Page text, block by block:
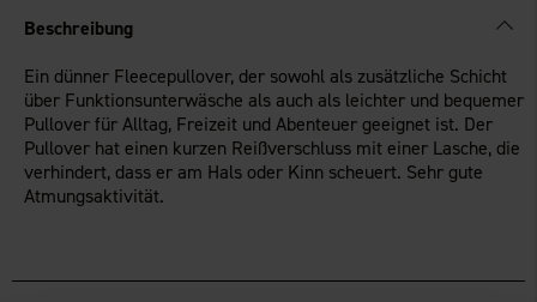
Beschreibung
Ein dünner Fleecepullover, der sowohl als zusätzliche Schicht
über Funktionsunterwäsche als auch als leichter und bequemer
Pullover für Alltag, Freizeit und Abenteuer geeignet ist. Der
Pullover hat einen kurzen Reißverschluss mit einer Lasche, die
verhindert, dass er am Hals oder Kinn scheuert. Sehr gute
Atmungsaktivität.